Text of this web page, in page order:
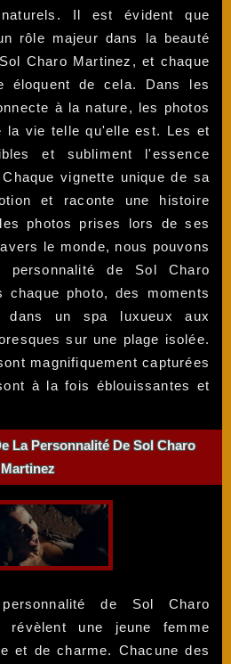
naturels. Il est évident que
rôle majeur dans la beauté
Charo Martinez, et chaque
éloquent de cela. Dans les
à la nature, les photos
la vie telle qu'elle est. Les et
et subliment l'essence
vignette unique de sa
et raconte une histoire
photos prises lors de ses
le monde, nous pouvons
de Sol Charo
chaque photo, des moments
dans un spa luxueux aux
sur une plage isolée.
magnifiquement capturées
à la fois éblouissantes et
La Personnalité De Sol Charo
Martinez
de Sol Charo
révèlent une jeune femme
et de charme. Chacune des